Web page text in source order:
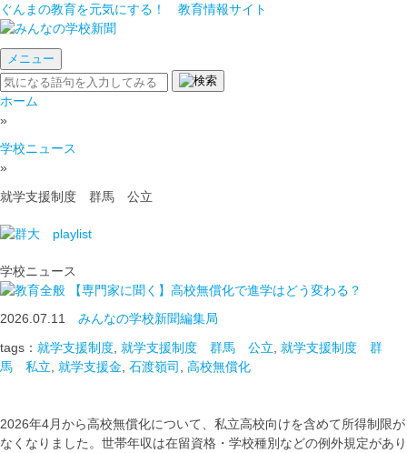
ぐんまの教育を元気にする！ 教育情報サイト
メニュー
ホーム
»
学校ニュース
»
就学支援制度 群馬 公立
学校ニュース
【専門家に聞く】高校無償化で進学はどう変わる？
2026.07.11 みんなの学校新聞編集局
tags： 就学支援制度 就学支援制度 群馬 公立 就学支援制度 群
馬 私立 就学支援金 石渡嶺司 高校無償化
2026年4月から高校無償化について、私立高校向けを含めて所得制限が
なくなりました。世帯年収は在留資格・学校種別などの例外規定があり